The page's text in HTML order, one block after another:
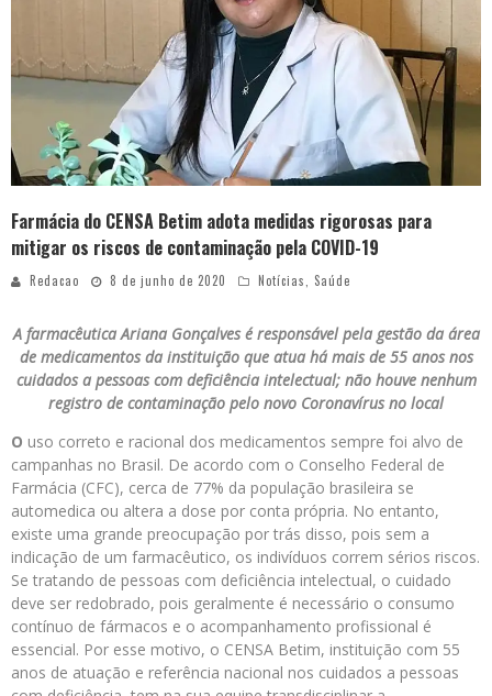
Farmácia do CENSA Betim adota medidas rigorosas para
mitigar os riscos de contaminação pela COVID-19
Redacao 8 de junho de 2020 Notícias Saúde
A farmacêutica Ariana Gonçalves é responsável pela gestão da área
de medicamentos da instituição que atua há mais de 55 anos nos
cuidados a pessoas com deficiência intelectual; não houve nenhum
registro de contaminação pelo novo Coronavírus no local
O uso correto e racional dos medicamentos sempre foi alvo de
campanhas no Brasil. De acordo com o Conselho Federal de
Farmácia (CFC), cerca de 77% da população brasileira se
automedica ou altera a dose por conta própria. No entanto,
existe uma grande preocupação por trás disso, pois sem a
indicação de um farmacêutico, os indivíduos correm sérios riscos.
Se tratando de pessoas com deficiência intelectual, o cuidado
deve ser redobrado, pois geralmente é necessário o consumo
contínuo de fármacos e o acompanhamento profissional é
essencial. Por esse motivo, o CENSA Betim, instituição com 55
anos de atuação e referência nacional nos cuidados a pessoas